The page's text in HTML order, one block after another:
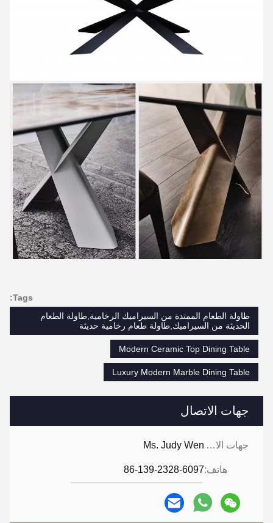
جهات الاتصال
جهات الاتصال: Ms. Judy Wen
هاتف:86-139-2328-6097
Tags:
طاولة الطعام الممتدة من السيراميك الرخامية,طاولة الطعام
الحديثة من السيراميك,طاولة طعام رخامية حديثة
Modern Ceramic Top Dining Table
Luxury Modern Marble Dining Table